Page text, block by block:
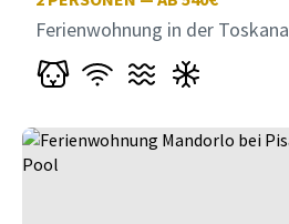
Ferienwohnung in der Toskana